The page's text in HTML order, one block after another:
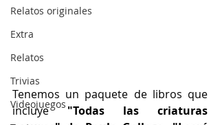
Relatos originales
Extra
Relatos
Trivias
Videojuegos
Tenemos un paquete de libros que
incluye "Todas las criaturas